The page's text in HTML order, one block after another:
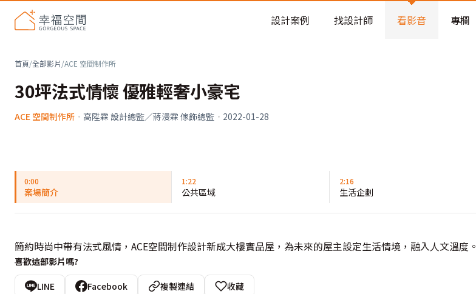
老屋預算分配與高 CP 值煥新術
設計案例 找設計師 看影音 專欄
首頁/全部影片/ACE 空間制作所
30坪法式情懷 優雅輕奢小豪宅
ACE 空間制作所 · 高陞霖 設計總監／蔣漫霖 傢飾總監 · 2022-01-28
0:00
案場簡介
1:22
公共區域
2:16
生活企劃
簡約時尚中帶有法式風情，ACE空間制作設計新成大樓實品屋，為未來的屋主設定生活情境，融入人文溫度。
喜歡這部影片嗎?
LINE Facebook 複製連結
收藏